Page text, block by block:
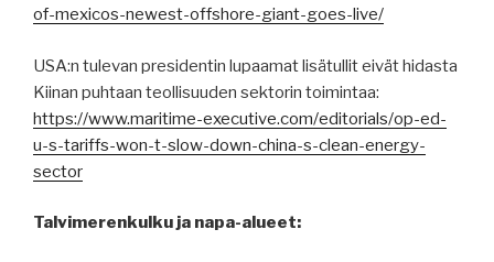
of-mexicos-newest-offshore-giant-goes-live/
USA:n tulevan presidentin lupaamat lisätullit eivät hidasta
Kiinan puhtaan teollisuuden sektorin toimintaa:
https://www.maritime-executive.com/editorials/op-ed-
u-s-tariffs-won-t-slow-down-china-s-clean-energy-
sector
Talvimerenkulku ja napa-alueet: